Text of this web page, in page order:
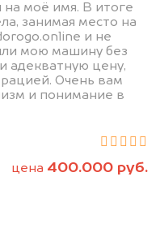
моё имя. В итоге
занимая место на
и не
мою машину без
адекватную цену,
Очень вам
и понимание в
цена 400.000 руб.